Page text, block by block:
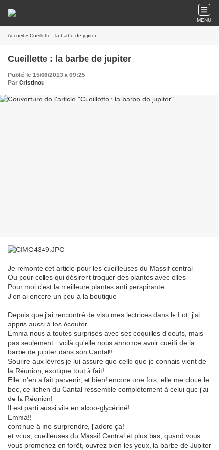
MENU
Accueil » Cueillette : la barbe de jupiter
Cueillette : la barbe de jupiter
Publié le 15/06/2013 à 09:25
Par Cristinou
Je remonte cet article pour les cueilleuses du Massif central
Ou pour celles qui désirent troquer des plantes avec elles
Pour moi c'est la meilleure plantes anti perspirante
J'en ai encore un peu à la boutique
Depuis que j'ai rencontré de visu mes lectrices dans le Lot, j'ai
appris aussi à les écouter.
Emma nous a toutes surprises avec ses coquilles d'oeufs, mais
pas seulement : voilà qu'elle nous annonce avoir cueilli de la
barbe de jupiter dans son Cantal!!
Sourire aux lèvres je lui assure que celle que je connais vient de
la Réunion, exotique tout à fait!
Elle m'en a fait parvenir, et bien! encore une fois, elle me cloue le
bec, ce lichen du Cantal ressemble complètement à celui que j'ai
de la Réunion!
Il est parti aussi vite en alcoo-glycériné!
Emma!!
continue à me surprendre, j'adore ça!
et vous, cueilleuses du Massif Central et plus bas, quand vous
vous promenez en forêt, ouvrez bien les yeux, la barbe de Jupiter